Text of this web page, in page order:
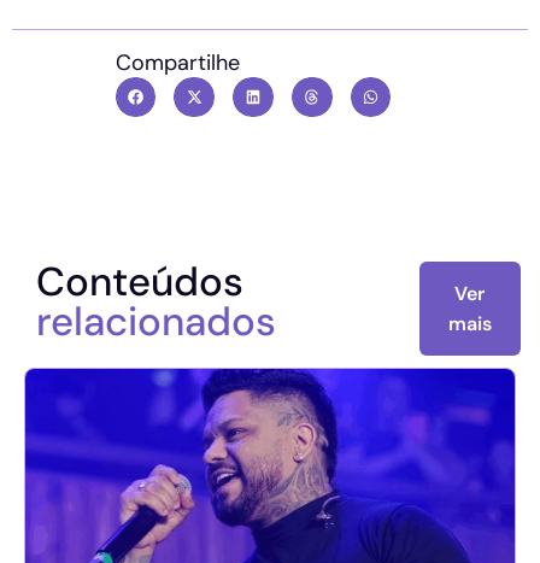
Compartilhe
Conteúdos
relacionados
Ver
mais